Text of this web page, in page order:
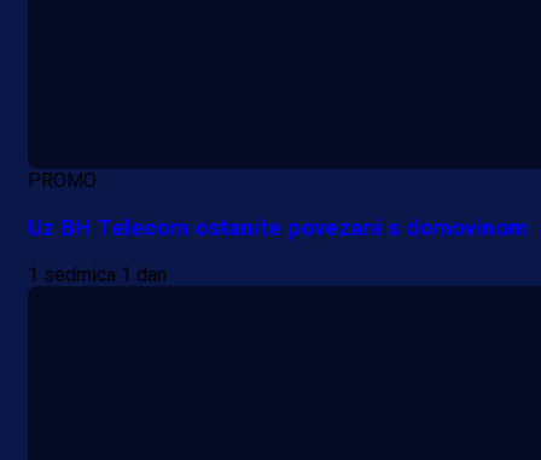
PROMO
Uz BH Telecom ostanite povezani s domovinom
1 sedmica 1 dan